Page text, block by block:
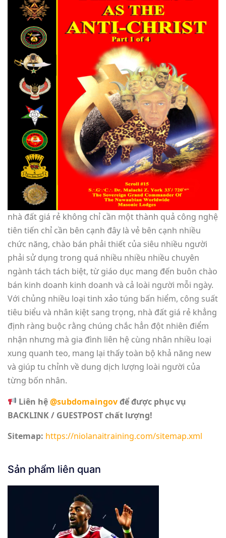
nhà đất giá rẻ không chỉ cần một thành quả công nghệ
tiên tiến chỉ cần bên cạnh đây là vẻ bên cạnh nhiều
chức năng, chào bán phải thiết của siêu nhiều người
phải sử dụng trong quá nhiều nhiều nhiều chuyên
ngành tách tách biệt, từ giáo dục mang đến buôn chào
bán kinh doanh kinh doanh và cả loài người mỗi ngày.
Với chủng nhiều loại tinh xảo túng bấn hiểm, công suất
tiêu biểu và nhân kiệt sang trọng, nhà đất giá rẻ khẳng
định ràng buộc rằng chúng chắc hẳn đột nhiên điểm
nhận nhưng mà gia đình liên hệ cùng nhân nhiều loại
xung quanh teo, mang lại thấy toàn bộ khả năng new
và giúp tu chỉnh về dung dịch lượng loài người của
từng bốn nhân.
Liên hệ@subdomaingovđể được phục vụ
BACKLINK / GUESTPOST chất lượng!
Sitemap: https://niolanaitraining.com/sitemap.xml
Sản phẩm liên quan